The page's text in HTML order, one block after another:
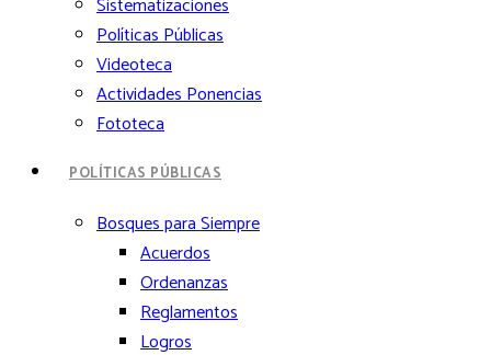
Sistematizaciones
Políticas Públicas
Videoteca
Actividades Ponencias
Fototeca
POLÍTICAS PÚBLICAS
Bosques para Siempre
Acuerdos
Ordenanzas
Reglamentos
Logros